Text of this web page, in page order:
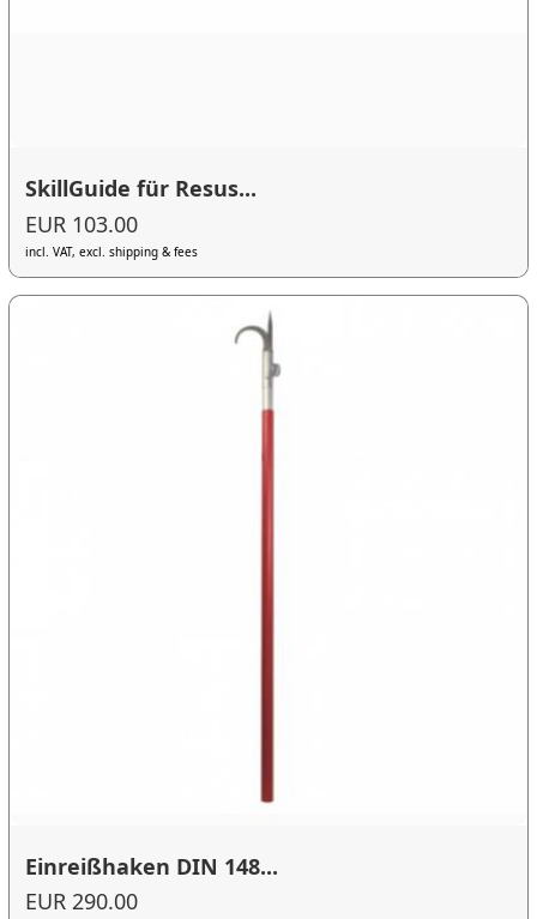
SkillGuide für Resus...
EUR 103.00
incl. VAT, excl. shipping & fees
Einreißhaken DIN 148...
EUR 290.00